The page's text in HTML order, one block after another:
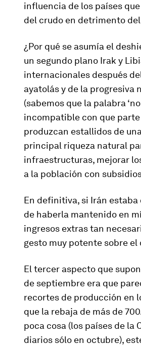
influencia de los países
del crudo en detrimento
¿Por qué se asumía el
un segundo plano Irak y
internacionales después
ayatolásy de la progresiva
(sabemos que la palabra
incompatible con que
produzcan estallidos de
principal riqueza natural
infraestructuras, mejorar
a la población con
En definitiva, si Irán
de haberla mantenido en
ingresos extras tan
gesto muy potente sobre
El tercer aspecto que
de septiembre era que
recortes de producción en
que la rebaja de más de
poca cosa (los países de la
diarios sólo en octubre),